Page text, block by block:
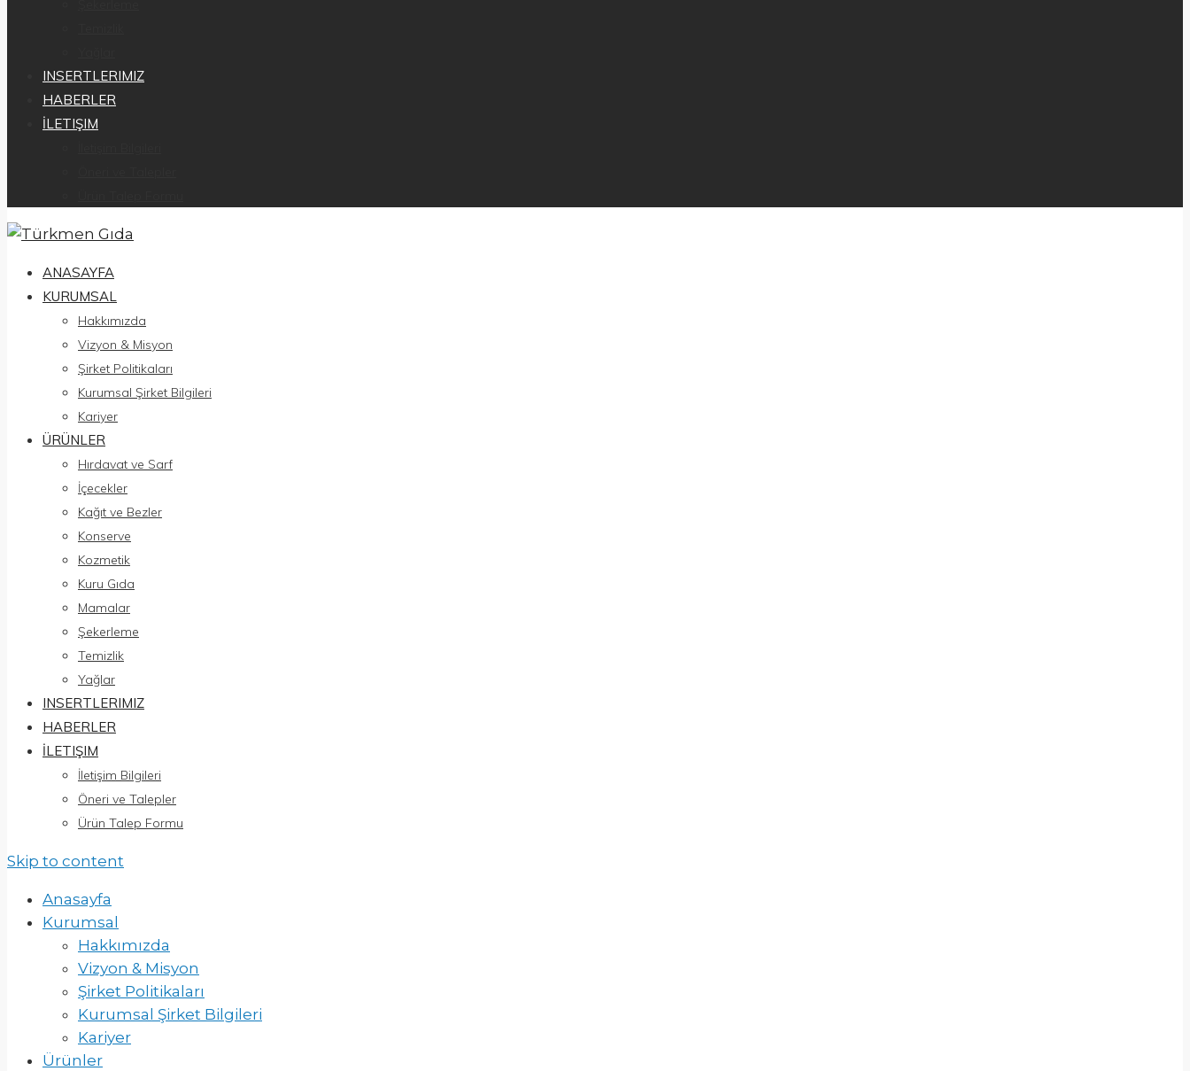
INSERTLERIMIZ
HABERLER
İLETIŞIM
ANASAYFA
KURUMSAL
Hakkımızda
Vizyon & Misyon
Şirket Politikaları
Kurumsal Şirket Bilgileri
Kariyer
ÜRÜNLER
Hırdavat ve Sarf
İçecekler
Kağıt ve Bezler
Konserve
Kozmetik
Kuru Gıda
Mamalar
Şekerleme
Temizlik
Yağlar
INSERTLERIMIZ
HABERLER
İLETIŞIM
İletişim Bilgileri
Öneri ve Talepler
Ürün Talep Formu
Skip to content
Anasayfa
Kurumsal
Hakkımızda
Vizyon & Misyon
Şirket Politikaları
Kurumsal Şirket Bilgileri
Kariyer
Ürünler